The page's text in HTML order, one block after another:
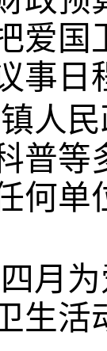
爱国
事日
人
普等
何
月
生活